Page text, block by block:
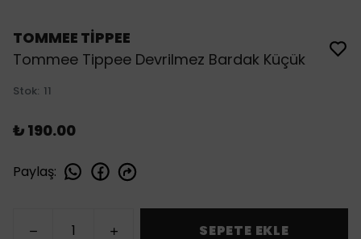
TOMMEE TİPPEE
Tommee Tippee Devrilmez Bardak Küçük
Stok: 11
₺ 190.00
Paylaş:
SEPETE EKLE